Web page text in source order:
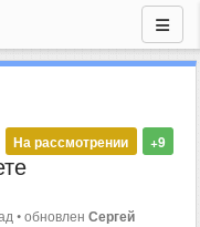
+9
На рассмотрении
•обновленСергей